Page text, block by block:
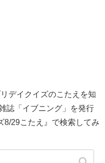
デイクイズのこたえを知
誌「イブニング」を発行
8/29こたえ』で検索してみ